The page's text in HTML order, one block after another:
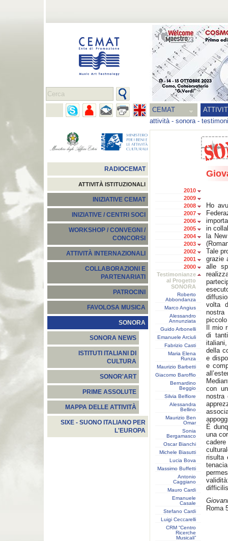
CEMAT
attività- sonora-
RADIOCEMAT
ATTIVITÀ ISTITUZIONALI
INIZIATIVE CEMAT
INIZIATIVE / CENTRI SOCI
WORKSHOP / CONVEGNI /
CONCORSI
ATTIVITÀ INTERNAZIONALI
COLLABORAZIONI E
PARTENARIATI
PATROCINI
FAVOLOSA MUSICA
SONORA
SONORA NEWS
ISTITUTI ITALIANI DI
CULTURA
SONOR'ART
PRIME ASSOLUTE
MAPPA DELLE ATTIVITÀ
SIXE - SUONO ITALIANO PER
L'EUROPA
2010
2009
2008
2007
2006
2005
2004
2003
2002
2001
2000
Testimonianze
al Progetto
SONORA
Roberto
Abbondanza
Marco Angius
Alessandro
Annunziata
Guido Arbonelli
Emanuele Arciuli
Fabrizio Casti
Maria Elena
Runza
Maurizio Barbetti
Giacomo Baroffio
Bernardino
Beggio
Silvia Belfiore
Alessandra
Bellino
Maurizio Ben
Omar
Sonia
Bergamasco
Oscar Bianchi
Michele Biasutti
Lucia Bova
Massimo Buffetti
Antonio
Caggiano
Mauro Cardi
Emanuele
Casale
Stefano Cardi
Luigi Ceccarelli
CRM “Centro
Ricerche
Musicali”
Ho
in
la
Tale
grazie
alle
volta
Il mio
di
della
e
e
con
nostra
È
una
risulta
Roma